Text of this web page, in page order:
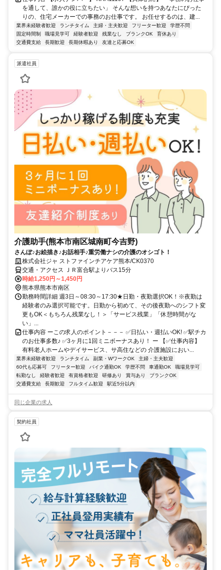
を通して、誰かの役に立ちたい」 そんな想いを持つあなたにぴった
りの、住宅メーカーでの事務のお仕事です。 お任せするのは、建...
業界未経験者歓迎 ランチタイム 主婦・主夫歓迎 フリーター歓迎
学歴不問
固定時間制
職場見学可 経験者歓迎 残業なし ブランクOK
育休あり
交通費支給
長期歓迎 長期休暇あり 友達と応募OK
派遣社員
介護助手(熊本市南区城南町今吉野)
さんぽ♪お絵描き♪お話相手♪重労働ナシの介護のオシゴト！
株式会社ジャ ストファインチアケア熊本/CK0370
交通・アクセス ＪＲ富合駅よりバス15分
時給1,250円～1,450円
熊本県熊本市南区
勤務時間詳細 週3日～08:30～17:30★日勤・夜勤選択OK！※夜勤は
経験者のみ選択可能です。日勤から初めて、その後夜勤へのシフト変
更もOK＜もちろん残業なし！＞「サービス残業」「休憩時間がな
い」...
仕事内容 ーこの求人のポイント－－－ ✅日払い・週払いOK! ✅駅チカ
のお仕事多数♪ ✅3ヶ月に1回ミニボーナスあり！ ー 【✅仕事内容】
有料老人ホームやデイサービス、サ高住などの 介護施設におい...
業界未経験者歓迎 ランチタイム 副業・WワークOK
主婦・主夫歓迎
60代も応募可
フリーター歓迎 バイク通勤OK 学歴不問 車通勤OK
職場見学可
転勤なし
経験者歓迎 有資格者歓迎 研修あり 賞与あり
ブランクOK
交通費支給
長期歓迎 フルタイム歓迎 駅近5分以内
同じ企業の求人
契約社員